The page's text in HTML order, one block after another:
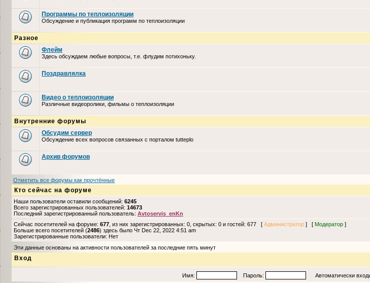
Программы по теплоизоляции
Обсуждение и публикация программ по теплоизоляции
Разное
Флейм
Здесь обсуждаем любые вопросы, т.е. флудим потихоньку.
Поздравлялка
Видео о теплоизоляции
Различные видеоролики, фильмы о теплоизоляции
Внутренние форумы
Обсудим сервер
Обсуждение всех вопросов связанных с порталом tutteplo
Архив форумов
Отметить все форумы как прочтённые
Кто сейчас на форуме
Наши пользователи оставили сообщений: 6245
Всего зарегистрированных пользователей: 14673
Последний зарегистрированный пользователь: Avtoservis_enKn
Сейчас посетителей на форуме: 677 , из них зарегистрированных: 0, скрытых: 0 и гостей: 677 [ Администратор ] [ Модератор ]
Больше всего посетителей (2486) здесь было Чт Dec 22, 2022 4:51 am
Зарегистрированные пользователи: Нет
Эти данные основаны на активности пользователей за последние пять минут
Вход
Имя: Пароль: Автоматически